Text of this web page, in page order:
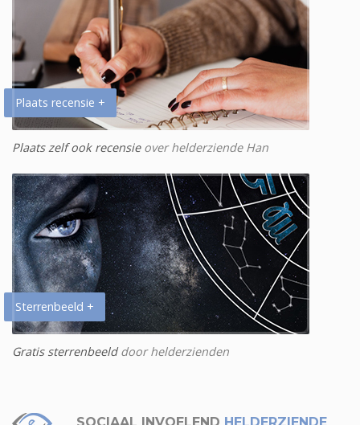
Plaats recensie +
Plaats zelf ook recensieover helderziende Han
Sterrenbeeld +
Gratis sterrenbeelddoor helderzienden